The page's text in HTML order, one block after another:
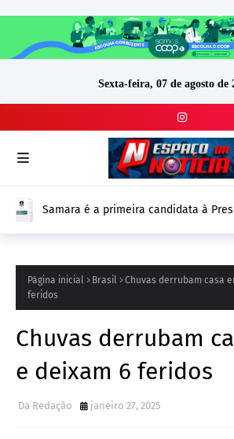
Sexta-feira, 07 de agosto de
Samara é a primeira candidata à
Página inicial Brasil
Chuvas derrubam casa
feridos
Chuvas derrubam
e deixam 6 feridos
Da Redação janeiro 27, 2025